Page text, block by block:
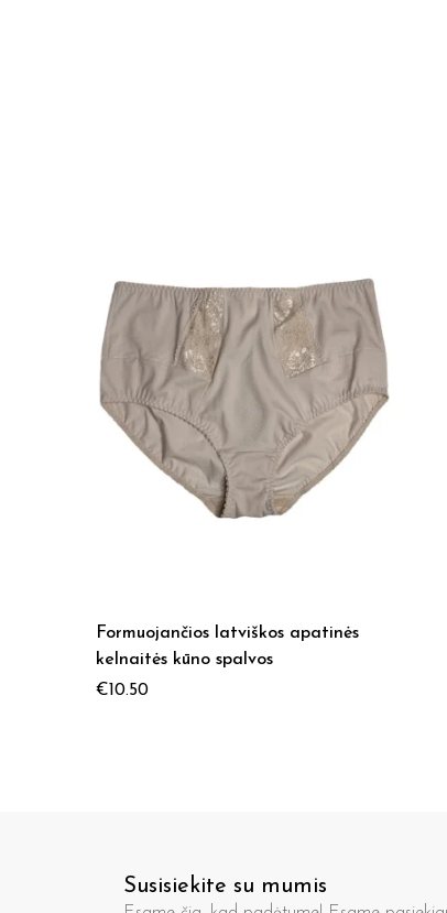
Formuojančios latviškos apatinės
kelnaitės kūno spalvos
€10.50
Susisiekite su mumis